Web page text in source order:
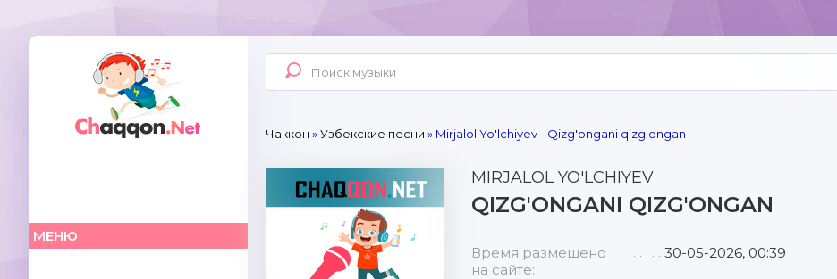
МЕНЮ
Чаккон »Узбекские песни » Mirjalol Yo'lchiyev - Qizg'ongani qizg'ongan
MIRJALOL YO'LCHIYEV
QIZG'ONGANI QIZG'ONGAN
Время размещено
на сайте:
30-05-2026, 00:39